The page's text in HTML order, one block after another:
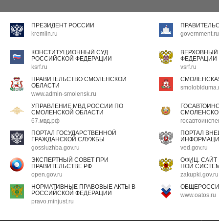
ПРЕЗИДЕНТ РОССИИ
kremlin.ru
government.ru
КОНСТИТУЦИОННЫЙ СУД
РОССИЙСКОЙ ФЕДЕРАЦИИ
ksrf.ru
ФЕДЕРАЦИИ
vsrf.ru
ПРАВИТЕЛЬСТВО СМОЛЕНСКОЙ
ОБЛАСТИ
www.admin-smolensk.ru
УПРАВЛЕНИЕ МВД РОССИИ ПО
СМОЛЕНСКОЙ ОБЛАСТИ
67.мвд.рф
ПОРТАЛ ГОСУДАРСТВЕННОЙ
ГРАЖДАНСКОЙ СЛУЖБЫ
gossluzhba.gov.ru
ПОРТАЛ
ved.gov.ru
ЭКСПЕРТНЫЙ СОВЕТ ПРИ
ПРАВИТЕЛЬСТВЕ РФ
open.gov.ru
ОФИЦ.
НОЙ
zakupki.gov.ru
НОРМАТИВНЫЕ ПРАВОВЫЕ АКТЫ В
РОССИЙСКОЙ ФЕДЕРАЦИИ
pravo.minjust.ru
www.oatos.ru